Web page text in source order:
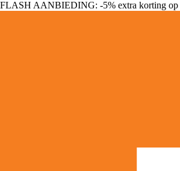
FLASH AANBIEDING: -5% extra korting op